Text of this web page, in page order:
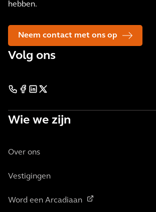
hebben.
Neem contact met ons op
Volg ons
Wie we zijn
Over ons
Vestigingen
Word een Arcadiaan